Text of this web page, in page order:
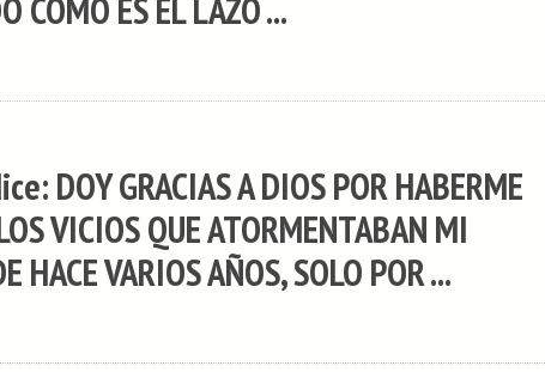
COMO ES EL LAZO ...
DOY GRACIAS A DIOS POR HABERME
VICIOS QUE ATORMENTABAN MI
HACE VARIOS AÑOS, SOLO POR ...